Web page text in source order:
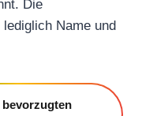
Die
Name und